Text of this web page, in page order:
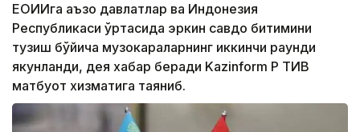
ЕОИИга аъзо давлатлар ва Индонезия
Республикаси ўртасида эркин савдо битимини
тузиш бўйича музокараларнинг иккинчи раунди
якунланди, дея хабар беради Kazinform ҚР ТИВ
матбуот хизматига таяниб.